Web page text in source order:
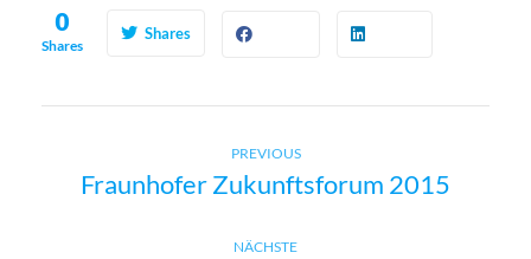
0
Shares
Shares
PREVIOUSPrevious
post:
Fraunhofer Zukunftsforum 2015
NÄCHSTENext